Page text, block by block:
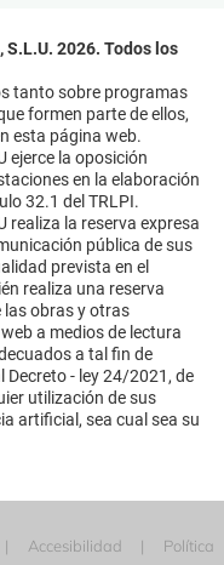
2026. Todos los
tanto sobre programas
formen parte de ellos,
esta página web.
ejerce la oposición
en la elaboración
32.1 del TRLPI.
realiza la reserva expresa
pública de sus
prevista en el
realiza una reserva
las obras y otras
a medios de lectura
a tal fin de
- ley 24/2021, de
utilización de sus
artificial, sea cual sea su
Accesibilidad Política